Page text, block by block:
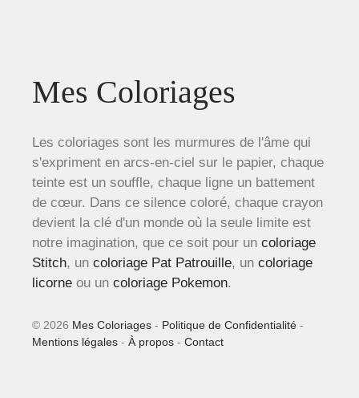
Mes Coloriages
Les coloriages sont les murmures de l'âme qui
s'expriment en arcs-en-ciel sur le papier, chaque
teinte est un souffle, chaque ligne un battement
de cœur. Dans ce silence coloré, chaque crayon
devient la clé d'un monde où la seule limite est
notre imagination, que ce soit pour un coloriage
Stitch, un coloriage Pat Patrouille, un coloriage
licorne ou un coloriage Pokemon.
© 2026 Mes Coloriages - Politique de Confidentialité -
Mentions légales - À propos - Contact